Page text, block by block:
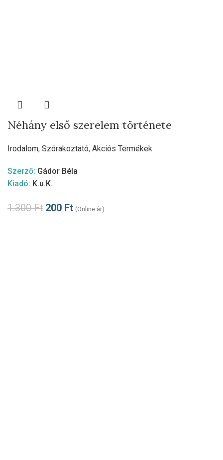
Néhány első szerelem története
Irodalom, Szórakoztató, Akciós Termékek
Szerző: Gádor Béla
Kiadó: K.u.K.
1.300Ft 200 Ft (Online ár)